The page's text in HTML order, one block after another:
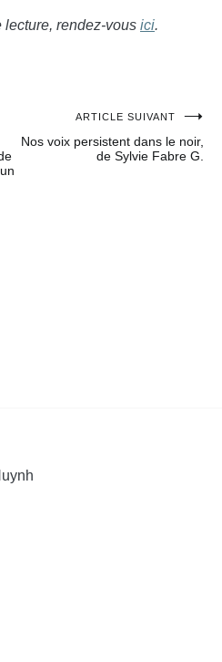
lecture, rendez-vous ici.
ARTICLE SUIVANT
Nos voix persistent dans le noir,
de Sylvie Fabre G.